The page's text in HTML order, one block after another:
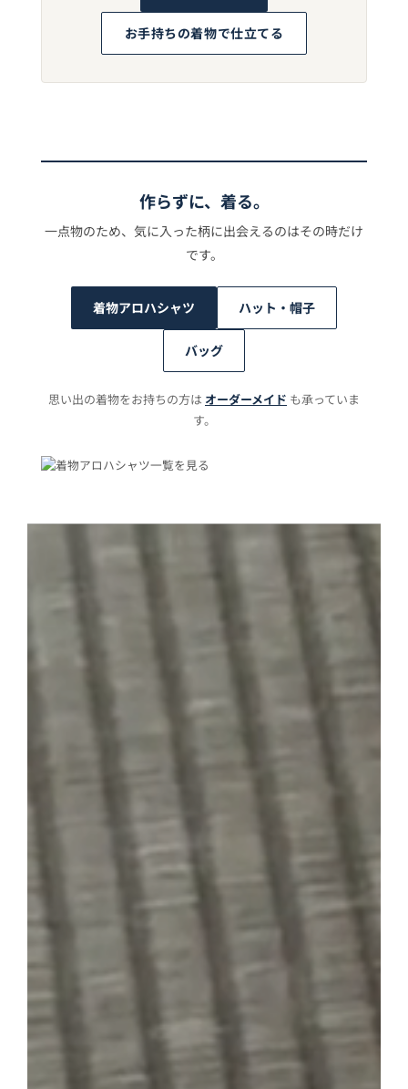
お手持ちの着物で仕立てる
作らずに、着る。
一点物のため、気に入った柄に出会えるのはその時だけ
です。
着物アロハシャツ ハット・帽子
バッグ
思い出の着物をお持ちの方は オーダーメイド も承っていま
す。